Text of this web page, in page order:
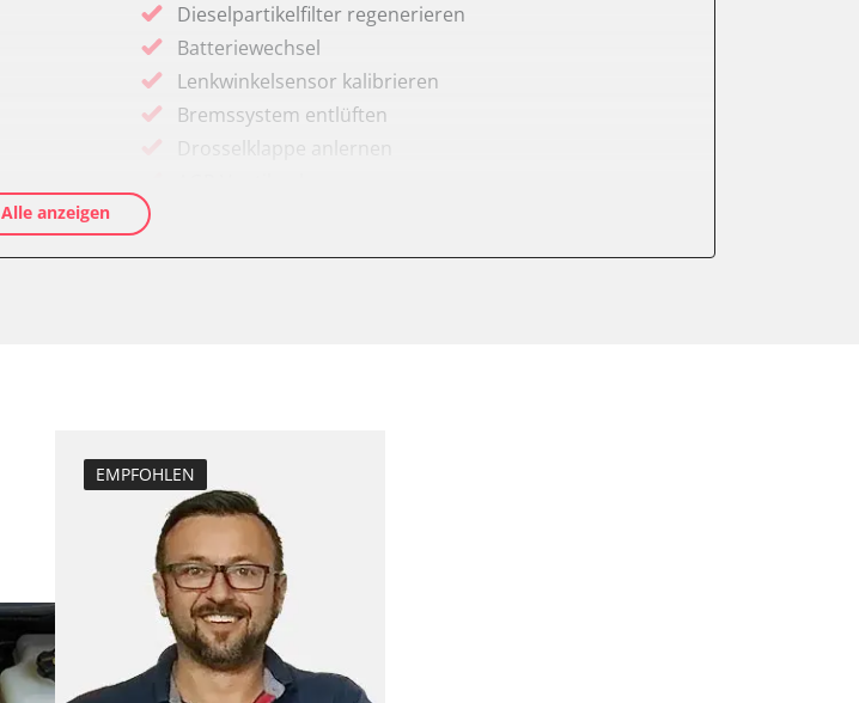
Dieselpartikelfilter regenerieren
Batteriewechsel
Lenkwinkelsensor kalibrieren
Bremssystem entlüften
Drosselklappe anlernen
Grundeinstellung
Injektoren einstellen
Kodierung der Reifendruckvariante
Lamdasonde anlernen
Scheinwerfereinstellung
Servicerückstellung
Turbolader Adaptionswerte zurücksetzen
Alle anzeigen
EMPFOHLEN